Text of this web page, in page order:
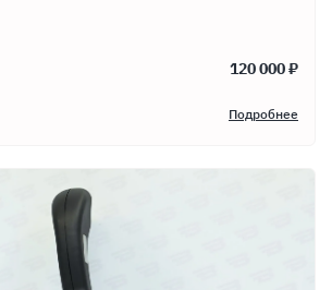
120 000 ₽
Подробнее